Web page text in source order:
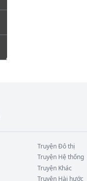
TruyệnĐô thị
Truyện Hệ thống
Truyện Khác
Truyện Hài hước